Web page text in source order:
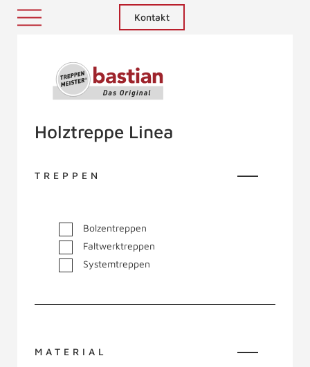
Kontakt
Holztreppe Linea
TREPPEN
Bolzentreppen
Faltwerktreppen
Systemtreppen
MATERIAL